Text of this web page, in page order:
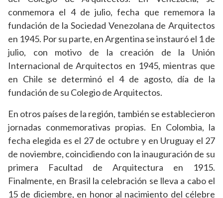
conmemora el 4 de julio, fecha que rememora la
fundación de la Sociedad Venezolana de Arquitectos
en 1945. Por su parte, en Argentina se instauró el 1 de
julio, con motivo de la creación de la Unión
Internacional de Arquitectos en 1945, mientras que
en Chile se determinó el 4 de agosto, día de la
fundación de su Colegio de Arquitectos.
En otros países de la región, también se establecieron
jornadas conmemorativas propias. En Colombia, la
fecha elegida es el 27 de octubre y en Uruguay el 27
de noviembre, coincidiendo con la inauguración de su
primera Facultad de Arquitectura en 1915.
Finalmente, en Brasil la celebración se lleva a cabo el
15 de diciembre, en honor al nacimiento del célebre